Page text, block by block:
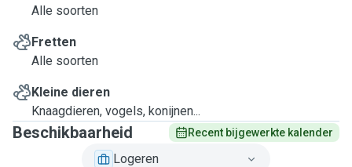
Alle soorten
Fretten
Alle soorten
Kleine dieren
Knaagdieren, vogels, konijnen...
Beschikbaarheid Recent bijgewerkte kalender
Logeren